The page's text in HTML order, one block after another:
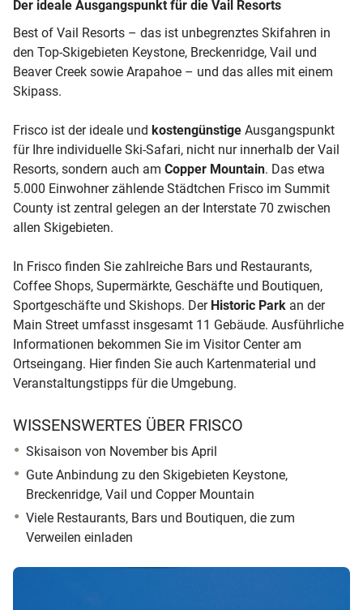
Der ideale Ausgangspunkt für die Vail Resorts
Best of Vail Resorts – das ist unbegrenztes Skifahren in
den Top-Skigebieten Keystone, Breckenridge, Vail und
Beaver Creek sowie Arapahoe – und das alles mit einem
Skipass.
Frisco ist der ideale und kostengünstige Ausgangspunkt
für Ihre individuelle Ski-Safari, nicht nur innerhalb der Vail
Resorts, sondern auch am Copper Mountain. Das etwa
5.000 Einwohner zählende Städtchen Frisco im Summit
County ist zentral gelegen an der Interstate 70 zwischen
allen Skigebieten.
In Frisco finden Sie zahlreiche Bars und Restaurants,
Coffee Shops, Supermärkte, Geschäfte und Boutiquen,
Sportgeschäfte und Skishops. Der Historic Park an der
Main Street umfasst insgesamt 11 Gebäude. Ausführliche
Informationen bekommen Sie im Visitor Center am
Ortseingang. Hier finden Sie auch Kartenmaterial und
Veranstaltungstipps für die Umgebung.
WISSENSWERTES ÜBER FRISCO
Skisaison von November bis April
Gute Anbindung zu den Skigebieten Keystone,
Breckenridge, Vail und Copper Mountain
Viele Restaurants, Bars und Boutiquen, die zum
Verweilen einladen